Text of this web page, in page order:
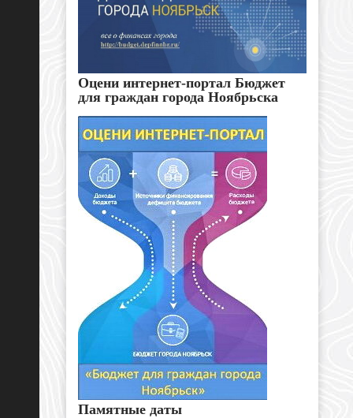
Оцени интернет-портал Бюджет
для граждан города Ноябрьска
Памятные даты